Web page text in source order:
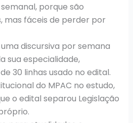
porque são
mas fáceis de perder por
discursiva por semana
sua especialidade,
30 linhas usado no edital.
do MPAC no estudo,
o edital separou Legislação